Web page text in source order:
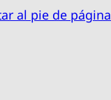
al pie de página